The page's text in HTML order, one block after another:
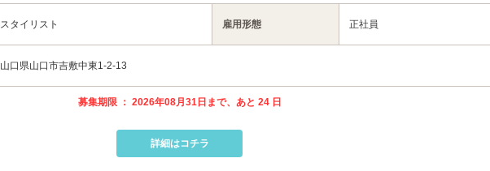
スタイリスト 雇用形態 正社員
山口県山口市吉敷中東1-2-13
募集期限 ： 2026年08月31日まで、あと 24 日
詳細はコチラ